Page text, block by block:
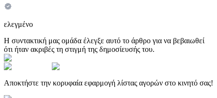
ελεγμένο
Η συντακτική μας ομάδα έλεγξε αυτό το άρθρο για να βεβαιωθεί
ότι ήταν ακριβές τη στιγμή της δημοσίευσής του.
Αποκτήστε την κορυφαία εφαρμογή λίστας αγορών στο κινητό σας!